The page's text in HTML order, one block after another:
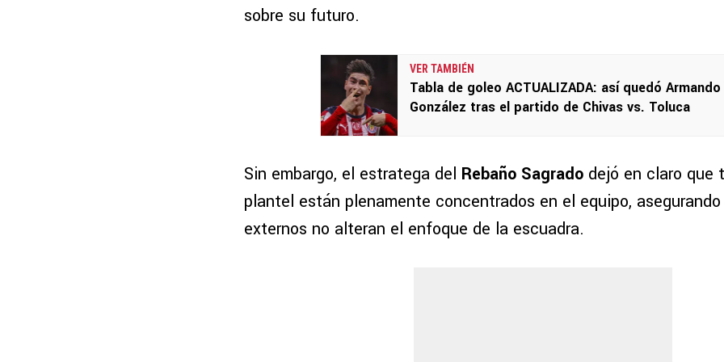
sobre su futuro.
VER TAMBIÉN
Tabla de goleo ACTUALIZADA: así quedó Armando
González tras el partido de Chivas vs. Toluca
Sin embargo, el estratega del Rebaño Sagrado dejó en claro que
plantel están plenamente concentrados en el equipo,
externos no alteran el enfoque de la escuadra.